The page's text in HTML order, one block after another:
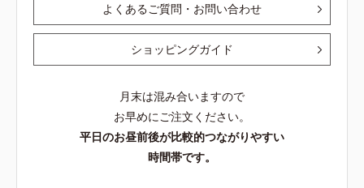
よくあるご質問・お問い合わせ
ショッピングガイド
月末は混み合いますので
お早めにご注文ください。
平日のお昼前後が比較的つながりやすい
時間帯です。